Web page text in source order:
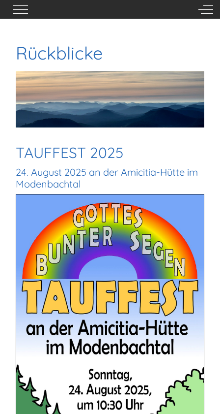
Mobile Menu Toggle Off-
Rückblicke
TAUFFEST 2025
24. August 2025 an der Amicitia-Hütte im
Modenbachtal